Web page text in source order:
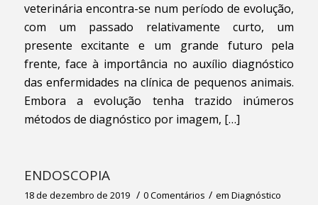
veterinária encontra-se num período de evolução,
com um passado relativamente curto, um
presente excitante e um grande futuro pela
frente, face à importância no auxílio diagnóstico
das enfermidades na clínica de pequenos animais.
Embora a evolução tenha trazido inúmeros
métodos de diagnóstico por imagem, […]
ENDOSCOPIA
18 de dezembro de 2019 / 0 Comentários / em Diagnóstico